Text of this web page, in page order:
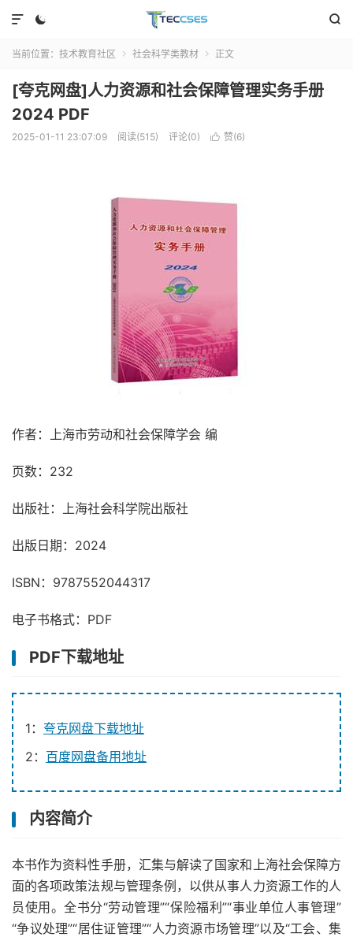
 

当前位置： 技术教育社区  社会科学类教材  正文
[夸克网盘]人力资源和社会保障管理实务手册
2024 PDF
2025-01-11 23:07:09 阅读(515) 评论(0)  赞(6)
作者：上海市劳动和社会保障学会 编
页数：232
出版社：上海社会科学院出版社
出版日期：2024
ISBN：9787552044317
电子书格式：PDF
PDF下载地址
1： 夸克网盘下载地址
2： 百度网盘备用地址
内容简介
本书作为资料性手册，汇集与解读了国家和上海社会保障方
面的各项政策法规与管理条例，以供从事人力资源工作的人
员使用。全书分“劳动管理”“保险福利”“事业单位人事管理”
“争议处理”“居住证管理”“人力资源市场管理”以及“工会、集